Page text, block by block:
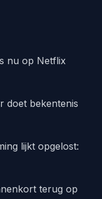
nu op Netflix
doet bekentenis
lijkt opgelost:
terug op